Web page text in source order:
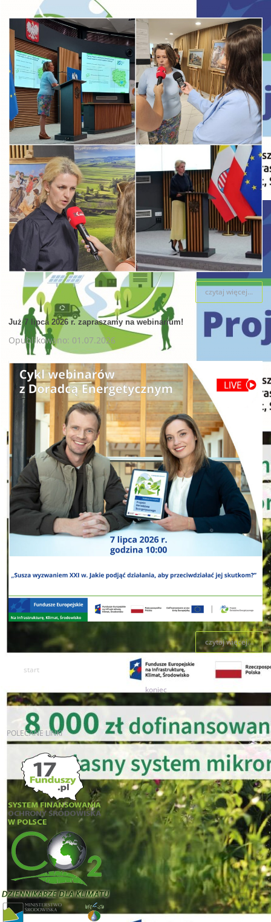
czytaj więcej...
Już 7 lipca 2026 r. zapraszamy na webinarium!
Opublikowano: 01.07.2026
czytaj więcej...
start 4 5 6 8
9
10
koniec
POLECANE LINKI